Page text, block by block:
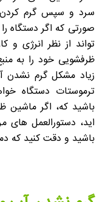
سرد و سپس گرم کردن
صورتی که اگر دستگاه
تواند از نظر انرژی و
ظرفشویی خود را به
زیاد مشکل گرم نشدن
ترموستات دستگاه
باشید که، اگر ماشین
اید، دستورالعمل های
باشید و دقت کنید که